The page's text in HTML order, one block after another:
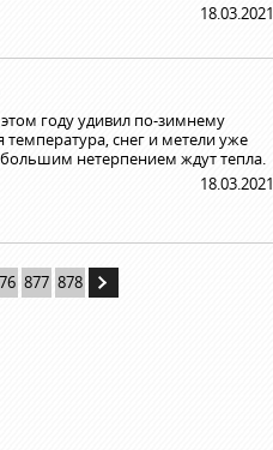
18.03.2021
году удивил по-зимнему
снег и метели уже
нетерпением ждут тепла.
18.03.2021
877 878